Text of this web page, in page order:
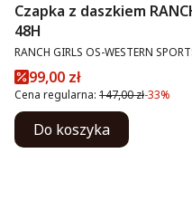
Czapka z daszkiem
48H
PRODUCENT
RANCH GIRLS OS-WESTERN
Cena promocyjna
99,00 zł
Cena regularna: 147,00 zł-33%
Do koszyka